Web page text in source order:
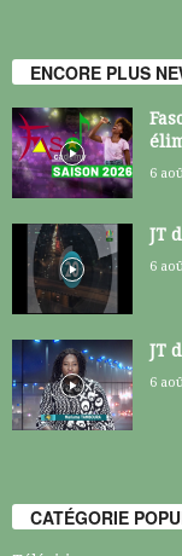
ENCORE PLUS
6
JT
6
JT
6
CATÉGORIE